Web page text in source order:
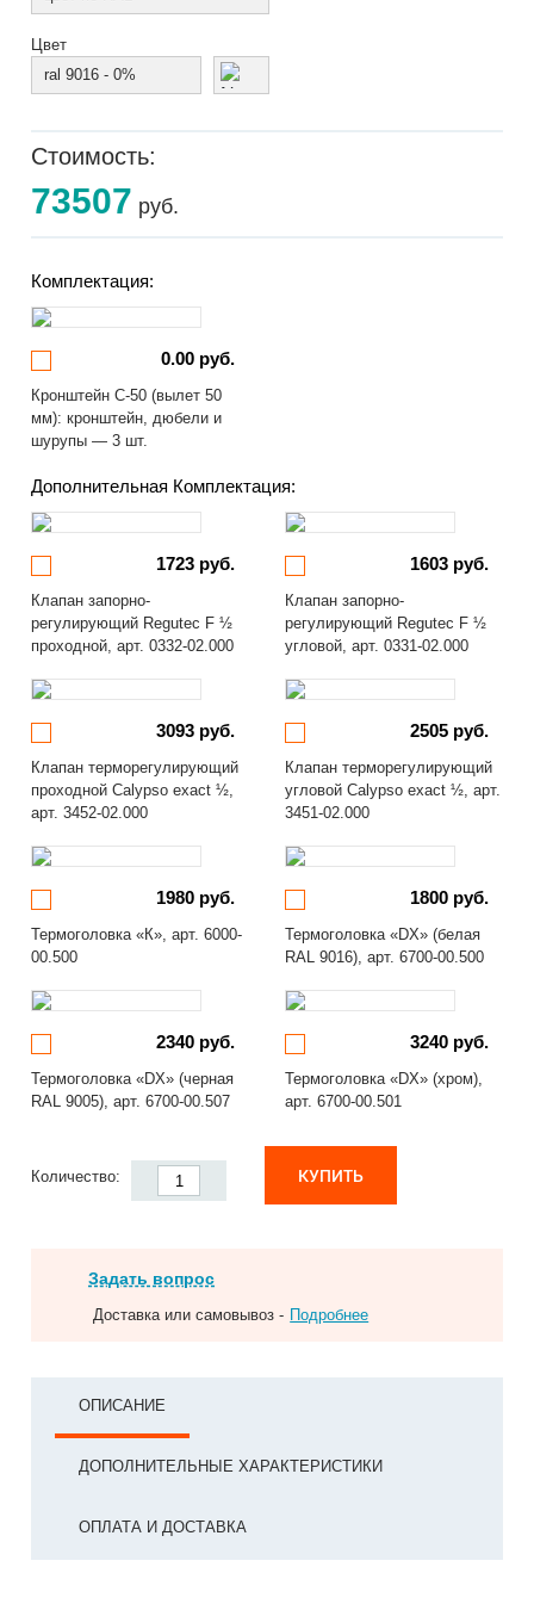
Цвет
ral 9016 - 0%
Стоимость:
73507 руб.
Комплектация:
0.00 руб.
Кронштейн С-50 (вылет 50
мм): кронштейн, дюбели и
шурупы — 3 шт.
Дополнительная Комплектация:
1723 руб.
Клапан запорно-
регулирующий Regutec F ½
проходной, арт. 0332-02.000
1603 руб.
Клапан запорно-
регулирующий Regutec F ½
угловой, арт. 0331-02.000
3093 руб.
Клапан терморегулирующий
проходной Calypso exact ½,
арт. 3452-02.000
2505 руб.
Клапан терморегулирующий
угловой Calypso exact ½, арт.
3451-02.000
1980 руб.
Термоголовка «К», арт. 6000-
00.500
1800 руб.
Термоголовка «DX» (белая
RAL 9016), арт. 6700-00.500
2340 руб.
Термоголовка «DX» (черная
RAL 9005), арт. 6700-00.507
3240 руб.
Термоголовка «DX» (хром),
арт. 6700-00.501
Количество: КУПИТЬ
Задать вопрос
Доставка или самовывоз - Подробнее
ОПИСАНИЕ
ДОПОЛНИТЕЛЬНЫЕ ХАРАКТЕРИСТИКИ
ОПЛАТА И ДОСТАВКА